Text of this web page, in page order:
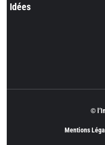
Idées
©
Mentions